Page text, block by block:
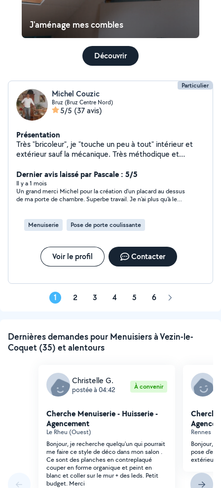
J'aménage mes combles
Découvrir
Particulier
Michel Couzic
Bruz (Bruz Centre Nord)
5/5 (37 avis)
Présentation
Très "bricoleur", je "touche un peu à tout" intérieur et
extérieur sauf la mécanique. Très méthodique et
Dernier avis laissé par Pascale : 5/5
Il y a 1 mois
Un grand merci Michel pour la création d'un placard au dessus
de ma porte de chambre. Superbe travail. Je n'ai plus qu'à le
Menuiserie Pose de porte coulissante
Voir le profil Contacter
1 2 3 4 5 6 Page
Dernières demandes pour Menuisiers à Vezin-le-
Coquet (35) et alentours
Christelle G.
postée à 04:42 À convenir
Cherche Menuiserie - Huisserie -
Agencement
Le Rheu (Ouest)
Bonjour, je recherche quelqu'un qui pourrait
me faire ce style de déco dans mon salon .
Ce sont des planches en contreplaqué
couper en forme organique et peint en
blanc et coller sur le mur + des leds. Petit
budget. Merci
Rennes
Bonjour,
pose
extérieure.